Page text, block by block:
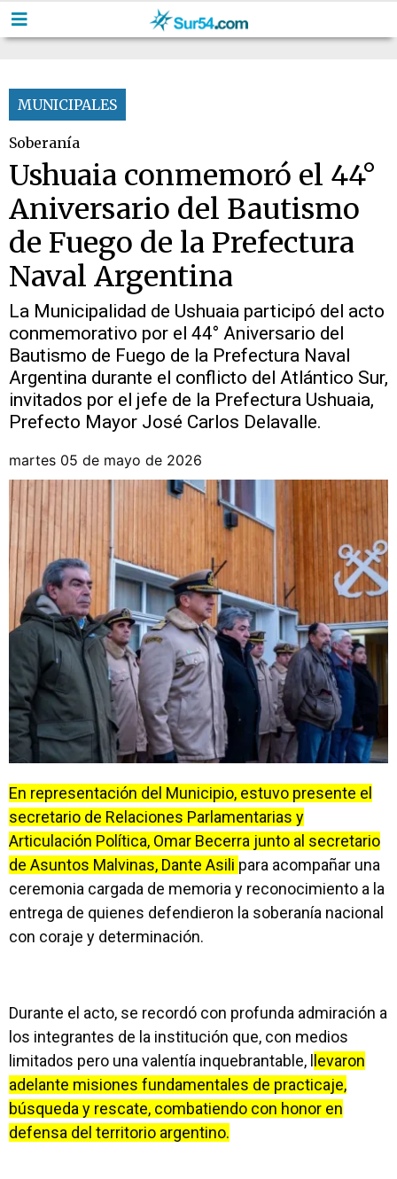
MUNICIPALES
Soberanía
Ushuaia conmemoró el 44°
Aniversario del Bautismo
de Fuego de la Prefectura
Naval Argentina
La Municipalidad de Ushuaia participó del acto
conmemorativo por el 44° Aniversario del
Bautismo de Fuego de la Prefectura Naval
Argentina durante el conflicto del Atlántico Sur,
invitados por el jefe de la Prefectura Ushuaia,
Prefecto Mayor José Carlos Delavalle.
martes 05 de mayo de 2026
En representación del Municipio, estuvo presente el
secretario de Relaciones Parlamentarias y
Articulación Política, Omar Becerra junto al secretario
de Asuntos Malvinas, Dante Asili para acompañar una
ceremonia cargada de memoria y reconocimiento a la
entrega de quienes defendieron la soberanía nacional
con coraje y determinación.
Durante el acto, se recordó con profunda admiración a
los integrantes de la institución que, con medios
limitados pero una valentía inquebrantable, l
levaron
adelante misiones fundamentales de practicaje,
búsqueda y rescate, combatiendo con honor en
defensa del territorio argentino.